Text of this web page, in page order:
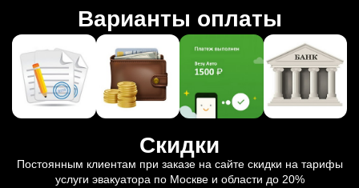
Варианты оплаты
Скидки
Постоянным клиентам при заказе на сайте скидки на тарифы
услуги эвакуатора по Москве и области до 20%